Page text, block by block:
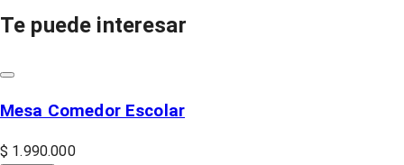
Te puede interesar
Mesa Comedor Escolar
$ 1.990.000